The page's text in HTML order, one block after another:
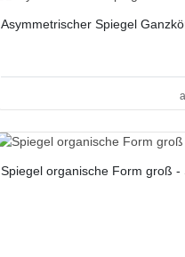
Asymmetrischer Spiegel
Spiegel organische Form groß -